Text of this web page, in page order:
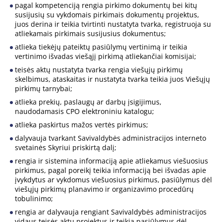
pagal kompetenciją rengia pirkimo dokumentų bei kitų
susijusių su vykdomais pirkimais dokumentų projektus,
juos derina ir teikia tvirtinti nustatyta tvarka, registruoja su
atliekamais pirkimais susijusius dokumentus;
atlieka tiekėjų pateiktų pasiūlymų vertinimą ir teikia
vertinimo išvadas viešąjį pirkimą atliekančiai komisijai;
teisės aktų nustatyta tvarka rengia viešųjų pirkimų
skelbimus, ataskaitas ir nustatyta tvarka teikia juos Viešųjų
pirkimų tarnybai;
atlieka prekių, paslaugų ar darbų įsigijimus,
naudodamasis CPO elektroniniu katalogu;
atlieka paskirtus mažos vertės pirkimus;
dalyvauja tvarkant Savivaldybės administracijos interneto
svetainės Skyriui priskirtą dalį;
rengia ir sistemina informaciją apie atliekamus viešuosius
pirkimus, pagal poreikį teikia informaciją bei išvadas apie
įvykdytus ar vykdomus viešuosius pirkimus, pasiūlymus dėl
viešųjų pirkimų planavimo ir organizavimo procedūrų
tobulinimo;
rengia ar dalyvauja rengiant Savivaldybės administracijos